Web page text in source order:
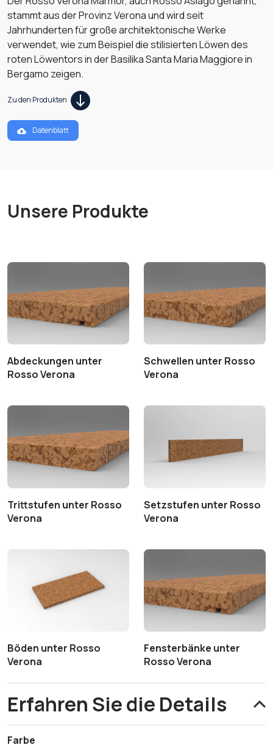
stammt aus der Provinz Verona und wird seit
Jahrhunderten für große architektonische Werke
verwendet, wie zum Beispiel die stilisierten Löwen des
roten Löwentors in der Basilika Santa Maria Maggiore in
Bergamo zeigen.
Zu den Produkten
Datenblatt
Unsere Produkte
Abdeckungen unter
Rosso Verona
Schwellen unter Rosso
Verona
Trittstufen unter Rosso
Verona
Setzstufen unter Rosso
Verona
Böden unter Rosso
Verona
Fensterbänke unter
Rosso Verona
Erfahren Sie die Details
Farbe